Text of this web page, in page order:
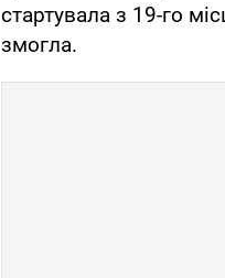
стартувала з 19-го
змогла.